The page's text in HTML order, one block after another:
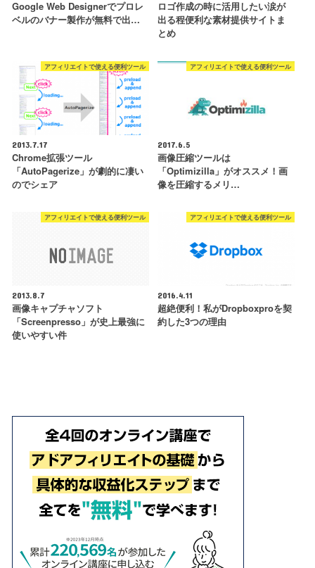
Google Web Designerでプロレ
ベルのバナー製作が無料で出…
ロゴ作成の時に活用したい涙が
出る程便利な素材提供サイトま
とめ
アフィリエイトで使える便利ツール
2013.7.17
Chrome拡張ツール
「AutoPagerize」が劇的に凄い
のでシェア
アフィリエイトで使える便利ツール
2017.6.5
画像圧縮ツールは
「Optimizilla」がオススメ！画
像を圧縮するメリ…
アフィリエイトで使える便利ツール
2013.8.7
画像キャプチャソフト
「Screenpresso」が史上最強に
使いやすい件
アフィリエイトで使える便利ツール
2016.4.11
超絶便利！私がDropboxproを契
約した3つの理由